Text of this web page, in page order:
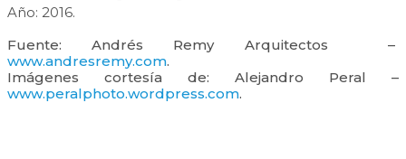
Año: 2016.
Fuente: Andrés Remy Arquitectos –
www.andresremy.com.
Imágenes cortesía de: Alejandro Peral –
www.peralphoto.wordpress.com.